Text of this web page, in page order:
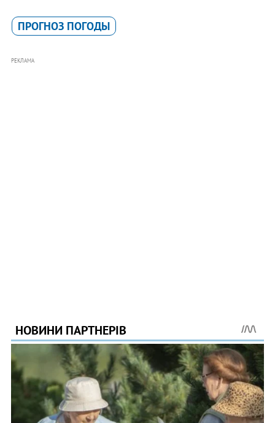
ПРОГНОЗ ПОГОДЫ
РЕКЛАМА